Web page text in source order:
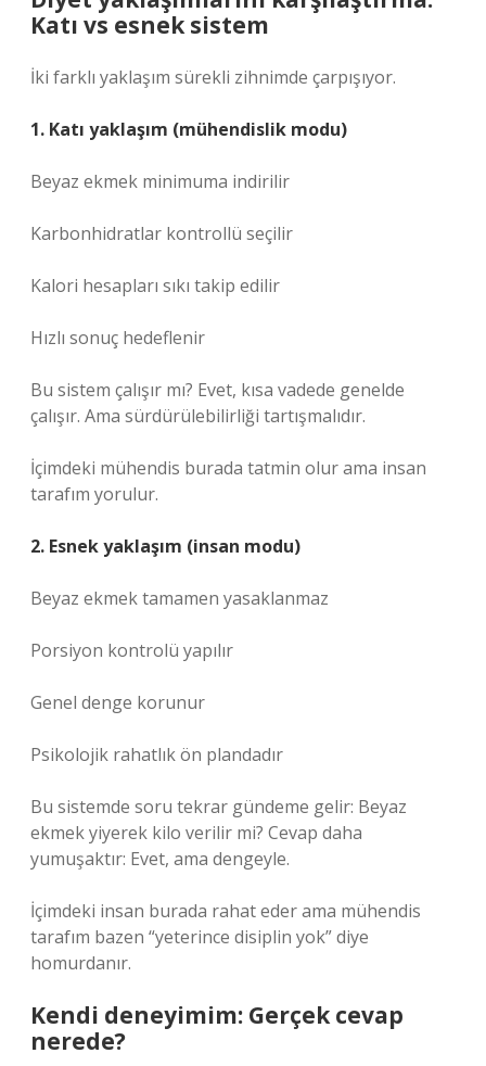
Katı vs esnek sistem
İki farklı yaklaşım sürekli zihnimde çarpışıyor.
1. Katı yaklaşım (mühendislik modu)
Beyaz ekmek minimuma indirilir
Karbonhidratlar kontrollü seçilir
Kalori hesapları sıkı takip edilir
Hızlı sonuç hedeflenir
Bu sistem çalışır mı? Evet, kısa vadede genelde
çalışır. Ama sürdürülebilirliği tartışmalıdır.
İçimdeki mühendis burada tatmin olur ama insan
tarafım yorulur.
2. Esnek yaklaşım (insan modu)
Beyaz ekmek tamamen yasaklanmaz
Porsiyon kontrolü yapılır
Genel denge korunur
Psikolojik rahatlık ön plandadır
Bu sistemde soru tekrar gündeme gelir: Beyaz
ekmek yiyerek kilo verilir mi? Cevap daha
yumuşaktır: Evet, ama dengeyle.
İçimdeki insan burada rahat eder ama mühendis
tarafım bazen “yeterince disiplin yok” diye
homurdanır.
Kendi deneyimim: Gerçek cevap
nerede?